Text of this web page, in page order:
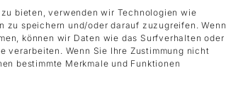
bieten, verwenden wir Technologien wie
zu speichern und/oder darauf zuzugreifen. Wenn
können wir Daten wie das Surfverhalten oder
verarbeiten. Wenn Sie Ihre Zustimmung nicht
bestimmte Merkmale und Funktionen